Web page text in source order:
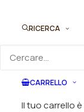
RICERCA
CARRELLO
Il tuo carrello